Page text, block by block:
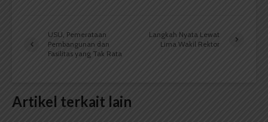
USU, Pemerataan
Pembangunan dan
Fasilitas yang Tak Rata
Langkah Nyata Lewat
Lima Wakil Rektor
Artikel terkait lain